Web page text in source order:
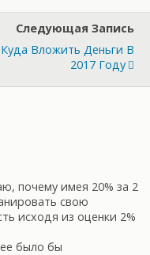
Следующая Запись
Куда Вложить Деньги В
2017 Году
почему имея 20% за 2
свою
исходя из оценки 2%
было бы